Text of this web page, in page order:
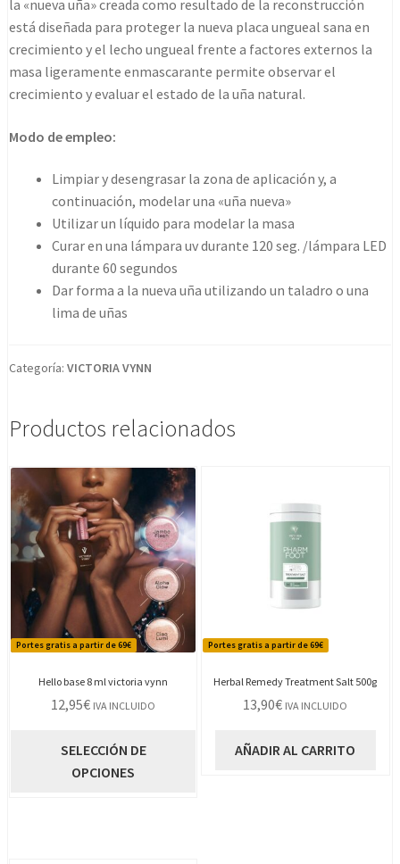
la «nueva uña» creada como resultado de la reconstrucción
está diseñada para proteger la nueva placa ungueal sana en
crecimiento y el lecho ungueal frente a factores externos la
masa ligeramente enmascarante permite observar el
crecimiento y evaluar el estado de la uña natural.
Modo de empleo:
Limpiar y desengrasar la zona de aplicación y, a
continuación, modelar una «uña nueva»
Utilizar un líquido para modelar la masa
Curar en una lámpara uv durante 120 seg. /lámpara LED
durante 60 segundos
Dar forma a la nueva uña utilizando un taladro o una
lima de uñas
Categoría: VICTORIA VYNN
Productos relacionados
Portes gratis a partir de 69€
Hello base 8 ml victoria vynn
12,95€ IVA INCLUIDO
SELECCIÓN DE
OPCIONES
Portes gratis a partir de 69€
Herbal Remedy Treatment Salt 500g
13,90€ IVA INCLUIDO
AÑADIR AL CARRITO